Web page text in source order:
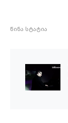
წინა სტატია